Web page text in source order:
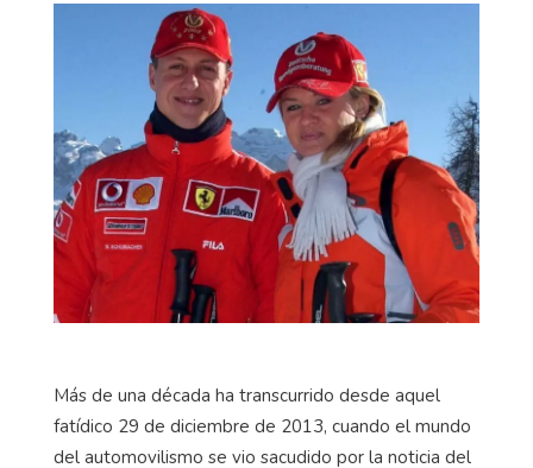
Más de una década ha transcurrido desde aquel
fatídico 29 de diciembre de 2013, cuando el mundo
del automovilismo se vio sacudido por la noticia del